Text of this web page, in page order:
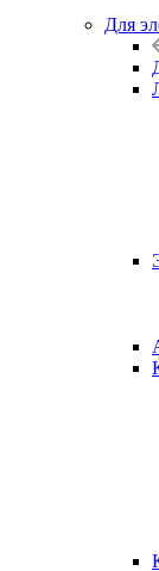
Для